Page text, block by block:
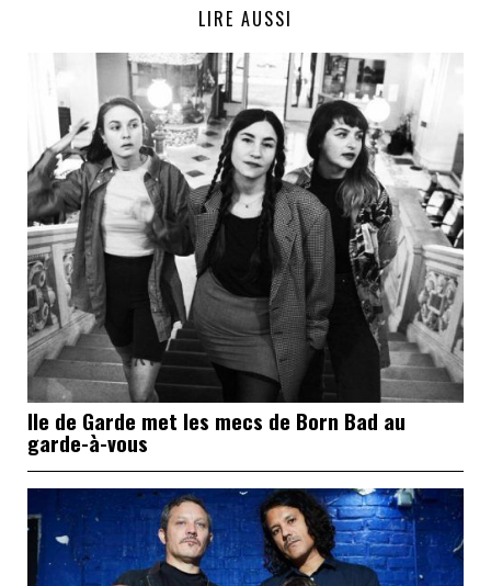
LIRE AUSSI
Ile de Garde met les mecs de Born Bad au
garde-à-vous